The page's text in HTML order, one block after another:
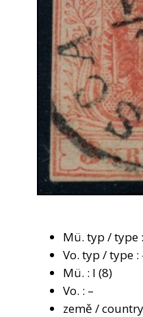
Mü. typ / type
Vo. typ / type :
Mü. : I (8)
Vo. : –
země /